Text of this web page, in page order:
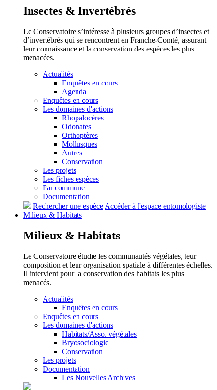
Insectes & Invertébrés
Le Conservatoire s’intéresse à plusieurs groupes d’insectes et
d’invertébrés qui se rencontrent en Franche-Comté, assurant
leur connaissance et la conservation des espèces les plus
menacées.
Actualités
Enquêtes en cours
Agenda
Enquêtes en cours
Les domaines d'actions
Rhopalocères
Odonates
Orthoptères
Mollusques
Autres
Conservation
Les projets
Les fiches espèces
Par commune
Documentation
Rechercher une espèce Accéder à l'espace entomologiste
Milieux & Habitats
Milieux & Habitats
Le Conservatoire étudie les communautés végétales, leur
composition et leur organisation spatiale à différentes échelles.
Il intervient pour la conservation des habitats les plus
menacés.
Actualités
Enquêtes en cours
Enquêtes en cours
Les domaines d'actions
Habitats/Asso. végétales
Bryosociologie
Conservation
Les projets
Documentation
Les Nouvelles Archives